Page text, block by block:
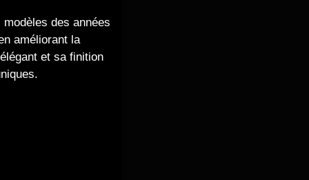
des années
améliorant la
et sa finition